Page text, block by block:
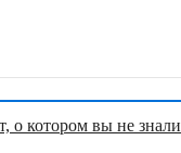
о котором вы не знали